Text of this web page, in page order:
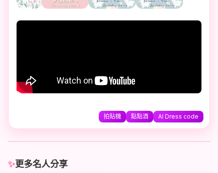
拍貼機 點點酒 AI Dress code
✨更多名人分享